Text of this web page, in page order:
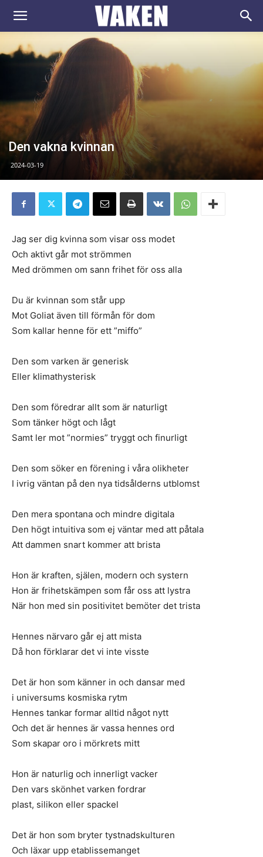
VAKEN.se
Den vakna kvinnan
2024-03-19
Jag ser dig kvinna som visar oss modet
Och aktivt går mot strömmen
Med drömmen om sann frihet för oss alla
Du är kvinnan som står upp
Mot Goliat även till förmån för dom
Som kallar henne för ett ”miffo”
Den som varken är generisk
Eller klimathysterisk
Den som föredrar allt som är naturligt
Som tänker högt och lågt
Samt ler mot ”normies” tryggt och finurligt
Den som söker en förening i våra olikheter
I ivrig väntan på den nya tidsålderns utblomst
Den mera spontana och mindre digitala
Den högt intuitiva som ej väntar med att påtala
Att dammen snart kommer att brista
Hon är kraften, själen, modern och systern
Hon är frihetskämpen som får oss att lystra
När hon med sin positivitet bemöter det trista
Hennes närvaro går ej att mista
Då hon förklarar det vi inte visste
Det är hon som känner in och dansar med
i universums kosmiska rytm
Hennes tankar formar alltid något nytt
Och det är hennes är vassa hennes ord
Som skapar oro i mörkrets mitt
Hon är naturlig och innerligt vacker
Den vars skönhet varken fordrar
plast, silikon eller spackel
Det är hon som bryter tystnadskulturen
Och läxar upp etablissemanget